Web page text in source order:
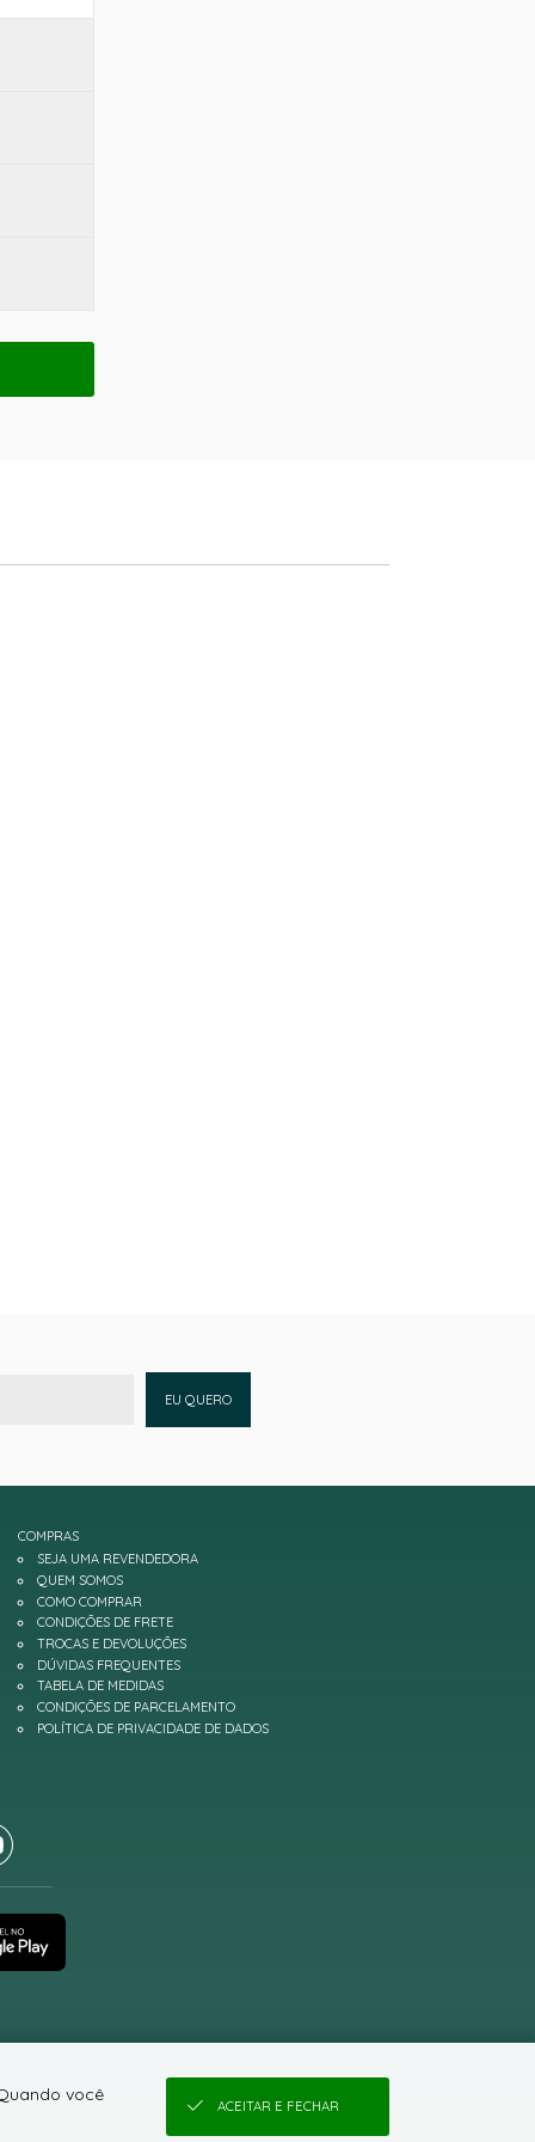
EU QUERO
COMPRAS
SEJA UMA REVENDEDORA
QUEM SOMOS
COMO COMPRAR
CONDIÇÕES DE FRETE
TROCAS E DEVOLUÇÕES
DÚVIDAS FREQUENTES
TABELA DE MEDIDAS
CONDIÇÕES DE PARCELAMENTO
POLÍTICA DE PRIVACIDADE DE DADOS
você
ACEITAR E FECHAR